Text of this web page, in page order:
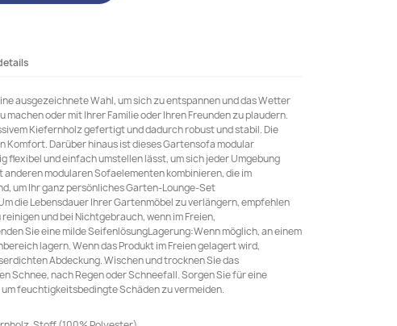
ausgezeichnete Wahl, um sich zu entspannen und das Wetter
machen oder mit Ihrer Familie oder Ihren Freunden zu plaudern.
Kiefernholz gefertigt und dadurch robust und stabil. Die
Komfort. Darüber hinaus ist dieses Gartensofa modular
flexibel und einfach umstellen lässt, um sich jeder Umgebung
anderen modularen Sofaelementen kombinieren, die im
um Ihr ganz persönliches Garten-Lounge-Set
die Lebensdauer Ihrer Gartenmöbel zu verlängern, empfehlen
und bei Nichtgebrauch, wenn im Freien,
Sie eine milde SeifenlösungLagerung:Wenn möglich, an einem
lagern. Wenn das Produkt im Freien gelagert wird,
Abdeckung. Wischen und trocknen Sie das
Schnee, nach Regen oder Schneefall. Sorgen Sie für eine
feuchtigkeitsbedingte Schäden zu vermeiden.